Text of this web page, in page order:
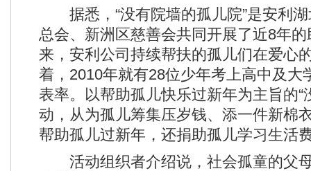
据悉，“没有院墙的孤儿院”是安利湖
总会、新洲区慈善会共同开展了近8年
来，安利公司持续帮扶的孤儿们在爱心
着，2010年就有28位少年考上高中及大
表率。以帮助孤儿快乐过新年为主旨的“
动，从为孤儿筹集压岁钱、添一件新棉
帮助孤儿过新年，还捐助孤儿学习生活
活动组织者介绍说，社会孤童的父